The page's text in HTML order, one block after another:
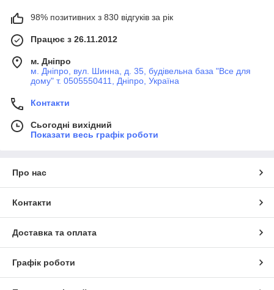
98% позитивних з 830 відгуків за рік
Працює з 26.11.2012
м. Дніпро
м. Дніпро, вул. Шинна, д. 35, будівельна база "Все для
дому" т. 0505550411, Дніпро, Україна
Контакти
Сьогодні вихідний
Показати весь графік роботи
Про нас
Контакти
Доставка та оплата
Графік роботи